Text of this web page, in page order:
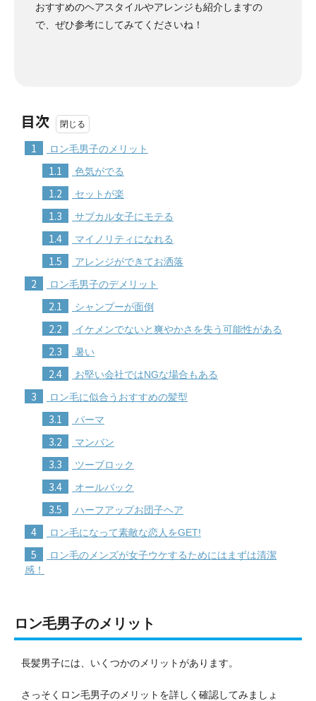
おすすめのヘアスタイルやアレンジも紹介しますの
で、ぜひ参考にしてみてくださいね！
目次
1 ロン毛男子のメリット
1.1 色気がでる
1.2 セットが楽
1.3 サブカル女子にモテる
1.4 マイノリティになれる
1.5 アレンジができてお洒落
2 ロン毛男子のデメリット
2.1 シャンプーが面倒
2.2 イケメンでないと爽やかさを失う可能性がある
2.3 暑い
2.4 お堅い会社ではNGな場合もある
3 ロン毛に似合うおすすめの髪型
3.1 パーマ
3.2 マンバン
3.3 ツーブロック
3.4 オールバック
3.5 ハーフアップお団子ヘア
4 ロン毛になって素敵な恋人をGET!
5
ロン毛のメンズが女子ウケするためにはまずは清潔
感！
ロン毛男子のメリット
長髪男子には、いくつかのメリットがあります。
さっそくロン毛男子のメリットを詳しく確認してみましょ